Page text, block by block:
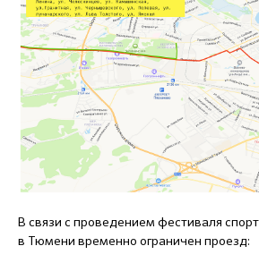
В связи с проведением фестиваля
в Тюмени временно ограничен проезд: